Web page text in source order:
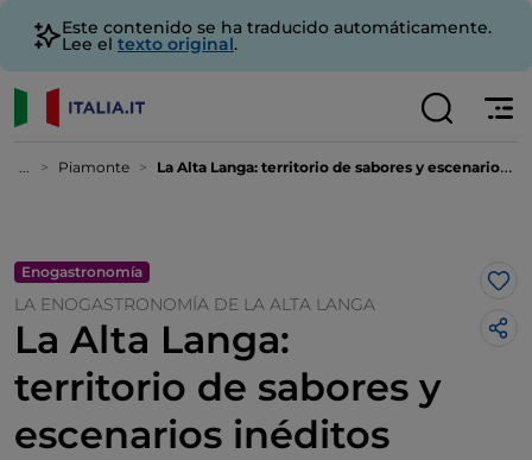
Este contenido se ha traducido automáticamente.
Lee el texto original.
... Piamonte La Alta Langa: territorio de sabores y escenarios inéditos
Enogastronomía
LA ENOGASTRONOMÍA DE LA ALTA LANGA
La Alta Langa:
territorio de sabores y
escenarios inéditos
Me